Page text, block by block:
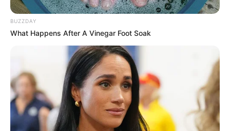
Αθλητισμού κα. Σοφία Ζαχαράκη, προχώρησε
στην ακόλουθη δήλωση:
Ολοκληρώνουμε ένα ιστορικό βήμα, προς
όφελος των νεότερων γενεών της πατρίδας
μας. Η Εθνική Αρχή Ανώτατης Εκπαίδευσης
(ΕΘ.Α.Α.Ε.) στο πλαίσιο του θεσμικού της ρόλου
ενέκρινε τις αιτήσεις, οι οποίες πληρούν τις
BUZZDAY
What Happens After A Vinegar Foot Soak